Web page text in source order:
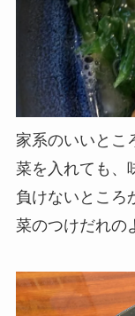
家系のいいとこ
菜を入れても、
負けないところ
菜のつけだれの